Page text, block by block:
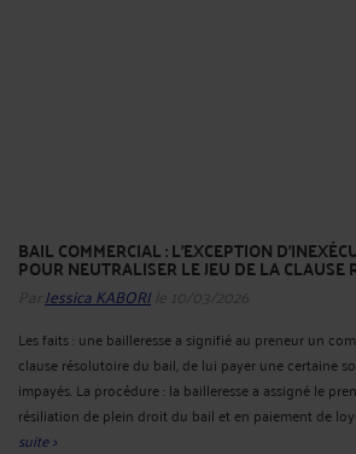
BAIL COMMERCIAL : L’EXCEPTION
POUR NEUTRALISER LE JEU DE LA CLAUSE
Par Jessica KABORI le 10/03/2026
Les faits : une bailleresse a signifié au preneur un
clause résolutoire du bail, de lui payer une certaine
impayés. La procédure : la bailleresse a assigné le
résiliation de plein droit du bail et en paiement de
suite >